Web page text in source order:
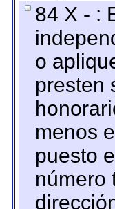
84 X - :
o
presten
menos
puesto
número